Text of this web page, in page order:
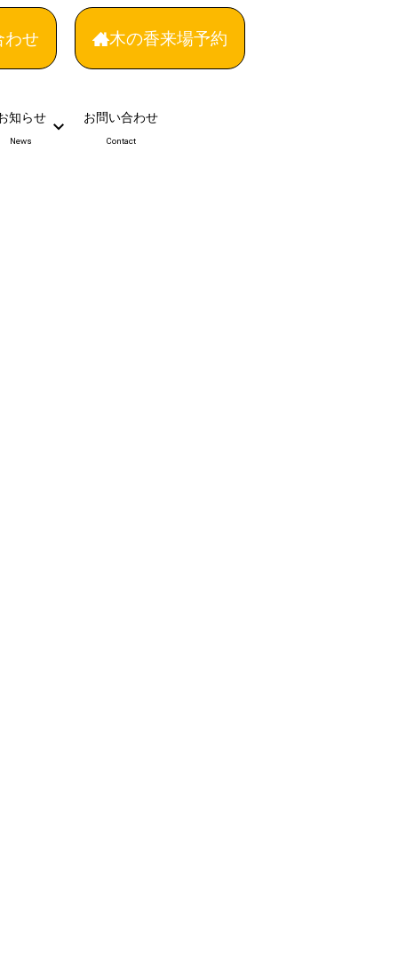
わせ 木の香来場予約
知らせ
News
お問い合わせ
Contact